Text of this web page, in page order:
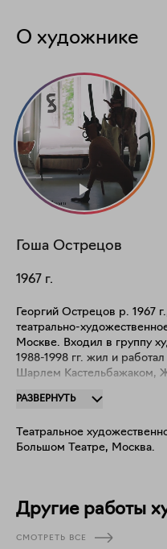
О художнике
Гоша Острецов
1967 г.
Георгий Острецов р. 1967
театрально-
Москве. Входил в группу
1988-1998 гг. жил и
Шарлем Кастельбажаком,
Венецианской биеннале
(Париж), Государственной
Государственного
Петербург); в частных
РАЗВЕРНУТЬ
Театральное
Большом Театре, Москва.
Другие работы
СМОТРЕТЬ ВСЕ